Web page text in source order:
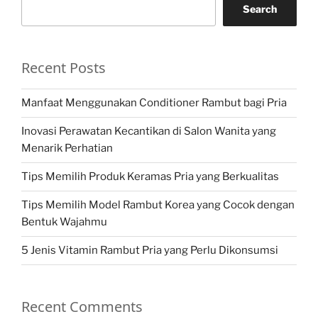
Search
Recent Posts
Manfaat Menggunakan Conditioner Rambut bagi Pria
Inovasi Perawatan Kecantikan di Salon Wanita yang
Menarik Perhatian
Tips Memilih Produk Keramas Pria yang Berkualitas
Tips Memilih Model Rambut Korea yang Cocok dengan
Bentuk Wajahmu
5 Jenis Vitamin Rambut Pria yang Perlu Dikonsumsi
Recent Comments